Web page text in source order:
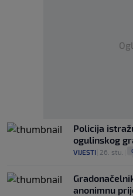
Policija
ogulinskog
VIJESTI 26. stu.
anonimnu